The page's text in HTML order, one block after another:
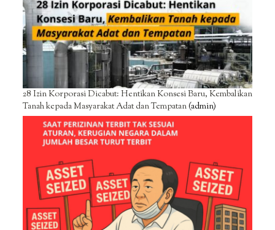
28 Izin Korporasi Dicabut: Hentikan Konsesi Baru, Kembalikan
Tanah kepada Masyarakat Adat dan Tempatan(admin)